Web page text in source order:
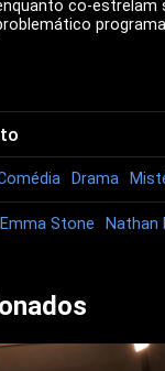
co-estrelam
programa
Drama
Emma Stone Nathan